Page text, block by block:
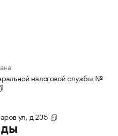
налоговой службы №
ул, д 235